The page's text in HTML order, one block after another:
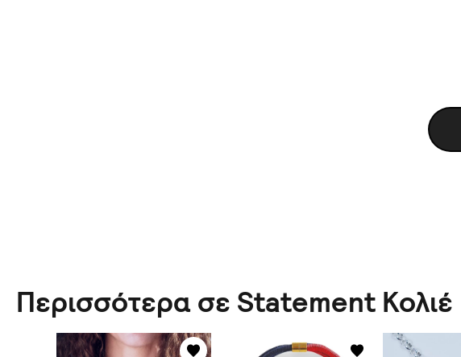
Περισσότερα σε Statement Κολιέ